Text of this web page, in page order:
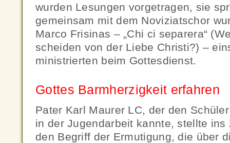
wurden Lesungen vorgetragen, sie
gemeinsam mit dem Noviziatschor
Marco Frisinas – „Chi ci separera“
scheiden von der Liebe Christi?) –
ministrierten beim Gottesdienst.
Gottes Barmherzigkeit erfahren
Pater Karl Maurer LC, der den
in der Jugendarbeit kannte, stellte
den Begriff der Ermutigung, die über